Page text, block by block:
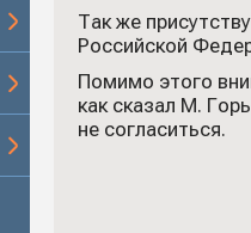
Так же
Российской
Помимо этого
как сказал М.
не согласиться.